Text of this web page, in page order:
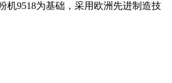
9518为基础，采用欧洲先进制造技